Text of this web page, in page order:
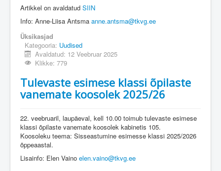
Artikkel on avaldatud SIIN
Info: Anne-Liisa Antsma anne.antsma@tkvg.ee
Üksikasjad
Kategooria: Uudised
Avaldatud: 12 Veebruar 2025
Klikke: 779
Tulevaste esimese klassi õpilaste
vanemate koosolek 2025/26
22. veebruaril, laupäeval, kell 10.00 toimub tulevaste esimese
klassi õpilaste vanemate koosolek kabinetis 105.
Koosoleku teema: Sisseastumine esimesse klassi 2025/2026
õppeaastal.
Lisainfo: Elen Vaino elen.vaino@tkvg.ee